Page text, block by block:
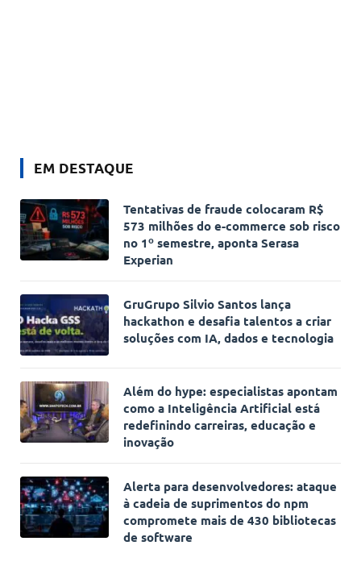
EM DESTAQUE
Tentativas de fraude colocaram R$
573 milhões do e-commerce sob risco
no 1º semestre, aponta Serasa
Experian
GruGrupo Silvio Santos lança
hackathon e desafia talentos a criar
soluções com IA, dados e tecnologia
Além do hype: especialistas apontam
como a Inteligência Artificial está
redefinindo carreiras, educação e
inovação
Alerta para desenvolvedores: ataque
à cadeia de suprimentos do npm
compromete mais de 430 bibliotecas
de software